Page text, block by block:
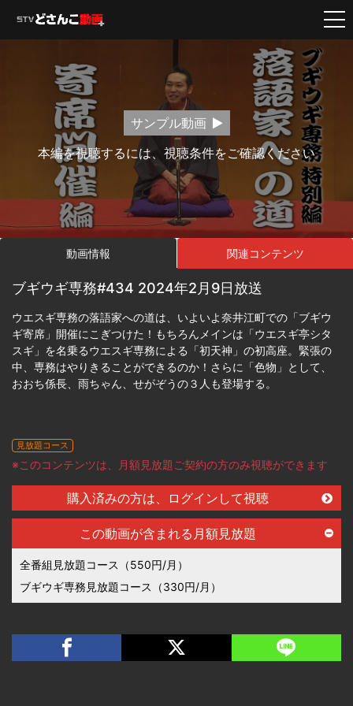
サンプル動画
本編を視聴するには、視聴条件をご確認ください
動画情報 関連コンテンツ
ブギウギ専務#434 2024年2月9日放送
ウエスギ専務の落語家への道は、いよいよ奈井江町での「ブギウ
ギ寄席」開催にこぎつけた！もちろんメインは「ウエスギ亭シタ
スギ」を名乗るウエスギ専務による「初天神」の初高座。緊張の
中、専務はやりきることができるのか！さらに「色物」として、
おおち係長、雨ちゃん、せがぞうの３人も登場する。
見放題コース
※このコンテンツは、月額見放題ご契約の方のみ視聴ができます
購入済みの方は、ログインして視聴
この動画が含まれる月額見放題
全番組見放題コース（550円/月）
ブギウギ専務見放題コース（330円/月）